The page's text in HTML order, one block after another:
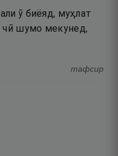
ӯ биёяд, муҳлат
чӣ шумо мекунед,
тафсир